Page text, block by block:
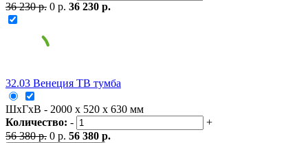
36 230 р. 0 р. 36 230 р.
32.03 Венеция ТВ тумба
ШxГxВ - 2000 x 520 x 630 мм
Количество: -
+
56 380 р. 0 р. 56 380 р.